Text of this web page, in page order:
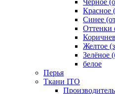
Чёрное
Красное
Синее
Оттенки
Желтое
Зелёное
белое
Перья
Ткани ITO
Производитель